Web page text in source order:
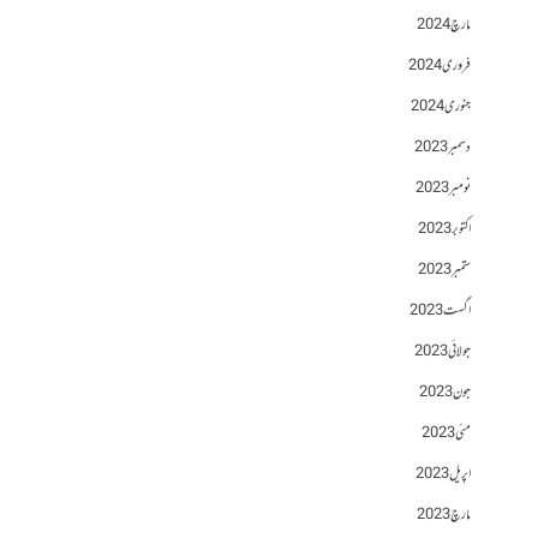
مارچ 2024
فروری 2024
جنوری 2024
دسمبر 2023
نومبر 2023
اکتوبر 2023
ستمبر 2023
اگست 2023
جولائی 2023
جون 2023
مئی 2023
اپریل 2023
مارچ 2023